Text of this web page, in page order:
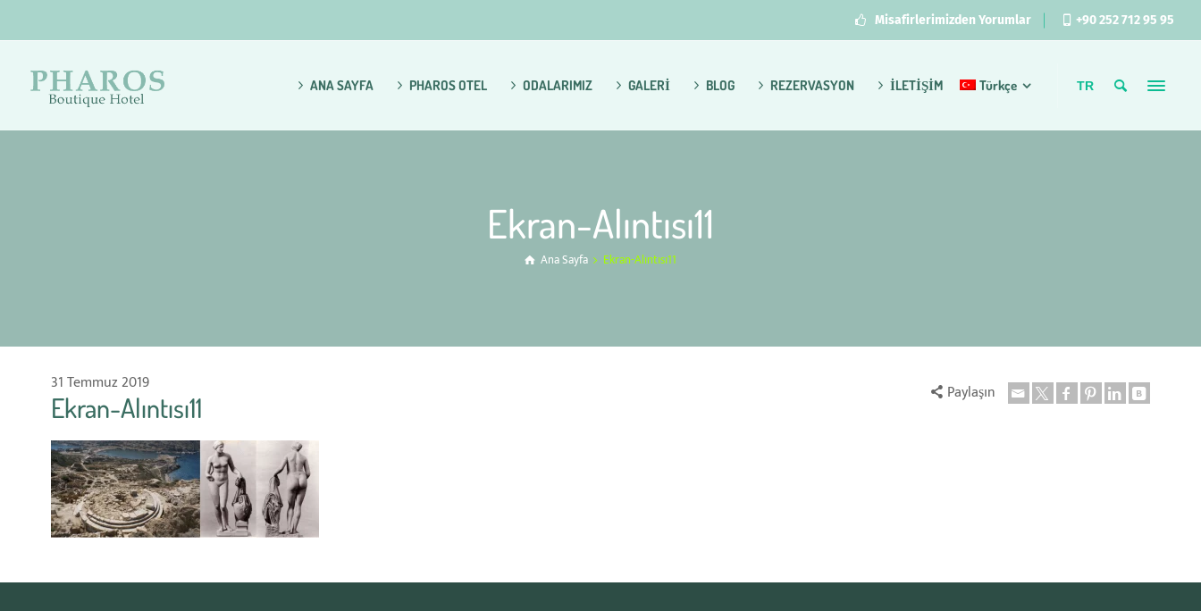
Misafirlerimizden Yorumlar +90 252 712 95 95
ANA SAYFA PHAROS OTEL ODALARIMIZ GALERİ BLOG REZERVASYON İLETİŞİM Türkçe TR
Ekran-Alıntısı11
Ana Sayfa Ekran-Alıntısı11
31 Temmuz 2019
Ekran-Alıntısı11 Paylaşın